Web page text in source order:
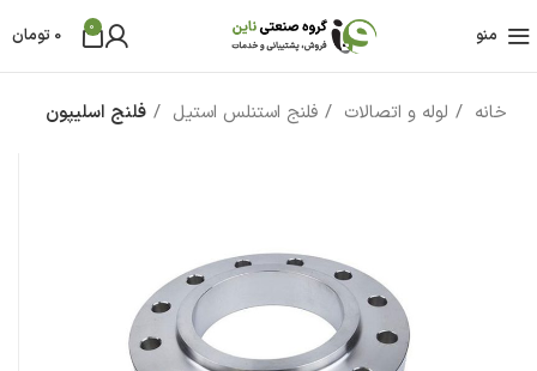
منو 0
0 تومان
خانه لوله و اتصالات فلنج استنلس استیل فلنج اسلیپون